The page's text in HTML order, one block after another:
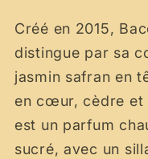
Créé en 2015,
distingue par sa
jasmin safran en
en cœur, cèdre et
est un parfum
sucré, avec un